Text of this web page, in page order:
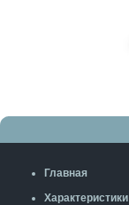
Главная
Характеристики